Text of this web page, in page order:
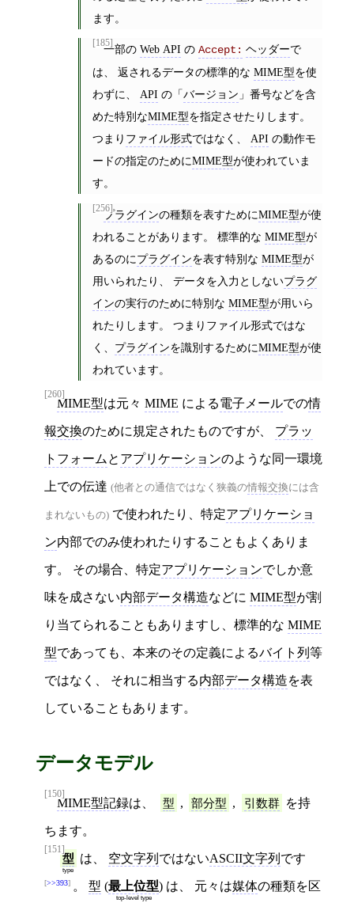
ます。
[185]一部の Web API の Accept: ヘッダーで
は、 返されるデータの標準的な MIME型を使
わずに、 API の「バージョン 」番号などを含
めた特別なMIME型を指定させたりします。
つまり ファイル形式ではなく、 API の動作モ
ードの指定のためにMIME型が使われていま
す。
[256]プラグインの種類を表すためにMIME型が使
われることがあります。 標準的な MIME型が
あるのにプラグインを表す特別な MIME型が
用いられたり、 データを入力としないプラグ
インの実行のために特別な MIME型が用いら
れたりします。 つまりファイル形式ではな
く、 プラグインを識別するためにMIME型が使
われています。
[260]
MIME型は元々 MIME による電子メールでの情
報交換のために規定されたものですが、 プラッ
トフォーム と アプリケーションのような同一環境
上での伝達 (他者との通信ではなく狭義の情報交換には含
まれないもの) で使われたり、特定アプリケーショ
ン内部でのみ使われたりすることもよくありま
す。 その場合、特定アプリケーションでしか意
味を成さない内部データ構造などに MIME型が割
り当てられることもありますし、標準的な MIME
型であっても、本来のその定義によるバイト列 等
ではなく、 それに相当する内部データ構造を表
していることもあります。
データモデル
[150]
MIME型記録は、 型 , 部分型 , 引数群 を持
ちます。
[151]
型
type
は、 空文字列 ではないASCII文字列 です
>>393 。 型 (最上位型
top-level type
) は、 元々は媒体の種類を区